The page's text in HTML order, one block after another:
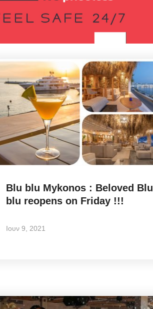
Blu blu Mykonos : Beloved Blu
blu reopens on Friday !!!
Ιουν 9, 2021